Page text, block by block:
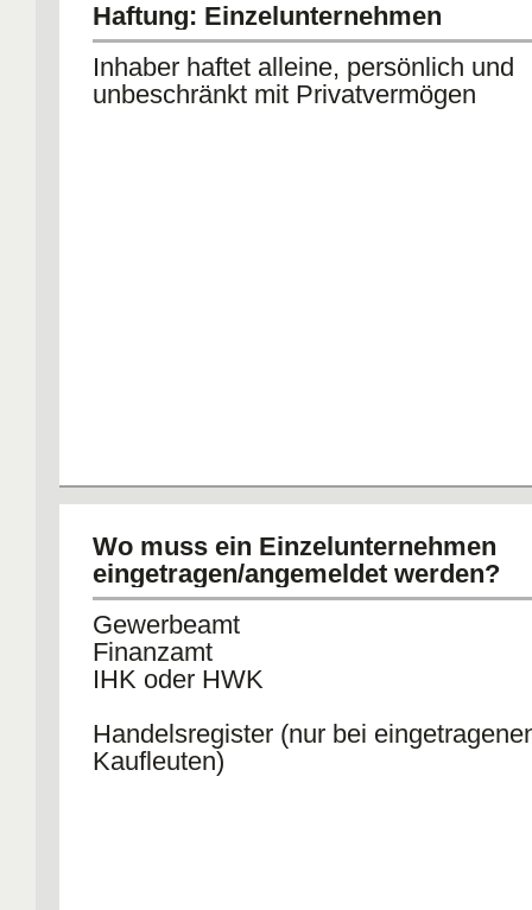
Haftung: Einzelunternehmen
Inhaber haftet alleine, persönlich und
unbeschränkt mit Privatvermögen
Wo muss ein Einzelunternehmen
eingetragen/angemeldet werden?
Gewerbeamt
Finanzamt
IHK oder HWK
Handelsregister (nur bei
Kaufleuten)